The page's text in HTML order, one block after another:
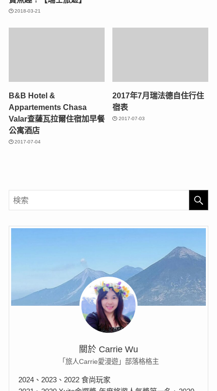
2018-03-21
B&B Hotel &
Appartements Chasa
Valar查薩瓦拉爾住宿加早餐
公寓酒店
2017-07-04
2017年7月瑞法德自住行住
宿表
2017-07-03
關於 Carrie Wu
「旅人Carrie愛漫遊」部落格格主
2024、2023、2022 食尚玩家